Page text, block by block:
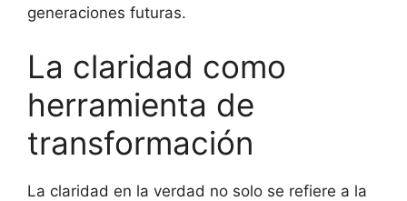
generaciones futuras.
La claridad como
herramienta de
transformación
La claridad en la verdad no solo se refiere a la